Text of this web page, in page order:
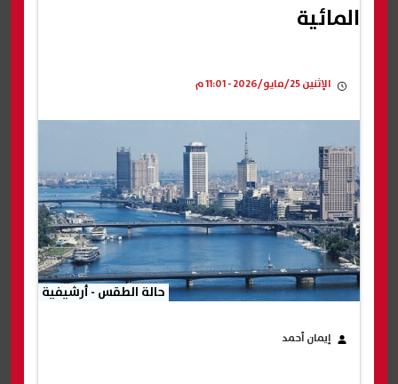
المائية
الإثنين 25/مايو/2026 - 11:01 م
حالة الطقس - أرشيفية
إيمان أحمد